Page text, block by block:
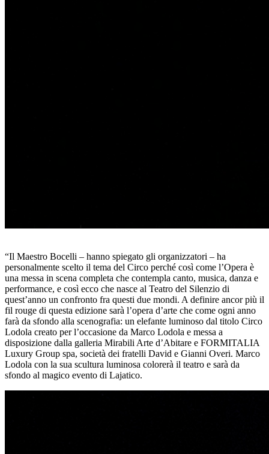
“Il Maestro Bocelli – hanno spiegato gli organizzatori – ha
personalmente scelto il tema del Circo perché così come l’Opera è
una messa in scena completa che contempla canto, musica, danza e
performance, e così ecco che nasce al Teatro del Silenzio di
quest’anno un confronto fra questi due mondi. A definire ancor più il
fil rouge di questa edizione sarà l’opera d’arte che come ogni anno
farà da sfondo alla scenografia: un elefante luminoso dal titolo Circo
Lodola creato per l’occasione da Marco Lodola e messa a
disposizione dalla galleria Mirabili Arte d’Abitare e FORMITALIA
Luxury Group spa, società dei fratelli David e Gianni Overi. Marco
Lodola con la sua scultura luminosa colorerà il teatro e sarà da
sfondo al magico evento di Lajatico.